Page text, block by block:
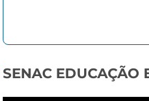
SENAC EDUCAÇÃO